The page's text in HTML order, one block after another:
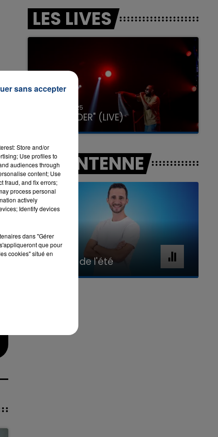
LES LIVES
31 janvier 2025
GIMS "SPIDER" (LIVE)
A L'ANTENNE
7h00 - 11h00
La Team de l'été
Store and/or
Use profiles to
audiences through
content; Use
fraud, and fix errors;
process personal
actively
Identify devices
dans "Gérer
que pour
cookies" situé en
sans accepter